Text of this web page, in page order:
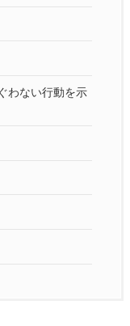
わない行動を示